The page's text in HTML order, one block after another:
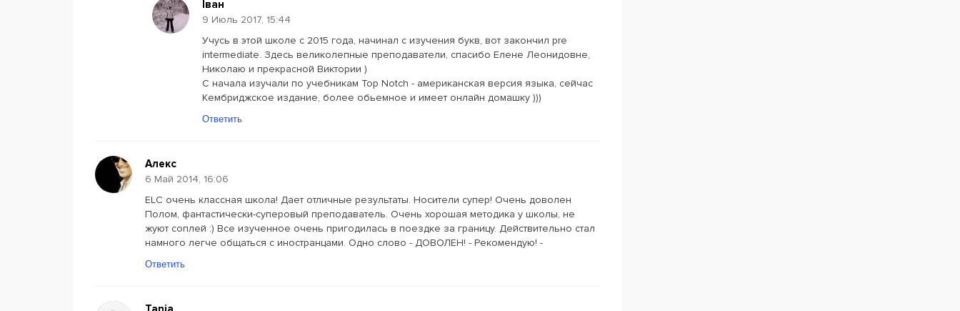
Іван
9 Июль 2017, 15:44
Учусь в этой школе с 2015 года, начинал с изучения букв, вот закончил pre
intermediate. Здесь великолепные преподаватели, спасибо Елене Леонидовне,
Николаю и прекрасной Виктории )
С начала изучали по учебникам Top Notch - американская версия языка, сейчас
Кембриджское издание, более обьемное и имеет онлайн домашку )))
Ответить
Алекс
6 Май 2014, 16:06
ELC очень классная школа! Дает отличные результаты. Носители супер! Очень доволен
Полом, фантастически-суперовый преподаватель. Очень хорошая методика у школы, не
жуют соплей :) Все изученное очень пригодилась в поездке за границу. Действительно стал
намного легче общаться с иностранцами. Одно слово - ДОВОЛЕН! - Рекомендую! -
Ответить